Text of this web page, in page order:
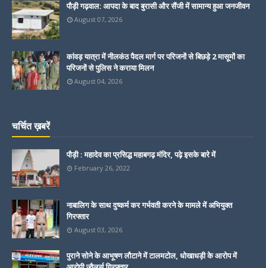
पौड़ी गढ़वाल: आपदा के बाद बुरासी और सैंजी में सामान्य हुआ जनजीवन
August 07, 2026
कांवड़ यात्रा में नीलकंठ पैदल मार्ग पर परिजनों से बिछड़े 2 मासूमों का
परिजनों से पुलिस ने कराया मिलन
August 04, 2026
चर्चित ख़बरें
पौड़ी : महादेव का प्रसिद्ध महाबगढ़ मंदिर, पढ़े इसके बारे में
February 26, 2022
नाबालिग के साथ दुष्कर्म कर गर्भवती करने के मामले में अभियुक्त
गिरफ्तार
August 03, 2026
पुराने सोने के आभूषण लौटाने में टालमटोल, धोखाधड़ी के आरोप में